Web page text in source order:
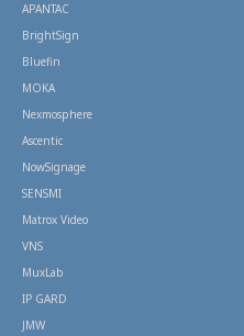
APANTAC
BrightSign
Bluefin
MOKA
Nexmosphere
Ascentic
NowSignage
SENSMI
Matrox Video
VNS
MuxLab
IP GARD
JMW